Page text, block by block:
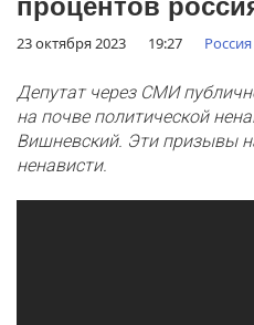
процентов
23 октября 2023 19:27 Россия
Депутат через СМИ
на почве политической
Вишневский. Эти призывы
ненависти.